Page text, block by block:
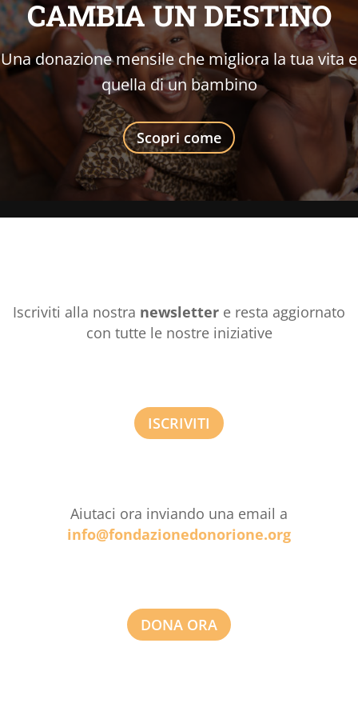
CAMBIA UN DESTINO
Una donazione mensile che migliora la tua vita e
quella di un bambino
Scopri come
Iscriviti alla nostra newsletter e resta aggiornato
con tutte le nostre iniziative
ISCRIVITI
Aiutaci ora inviando una email a
info@fondazionedonorione.org
DONA ORA